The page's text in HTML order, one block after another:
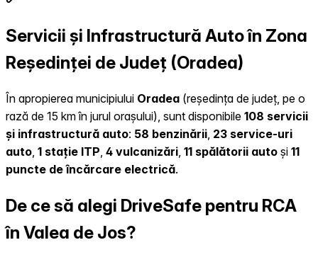
Servicii și Infrastructură Auto în Zona
Reședinței de Județ (Oradea)
În apropierea municipiului Oradea (reședința de județ, pe o
rază de 15 km în jurul orașului), sunt disponibile 108 servicii
și infrastructură auto: 58 benzinării, 23 service-uri
auto, 1 stație ITP, 4 vulcanizări, 11 spălătorii auto și 11
puncte de încărcare electrică.
De ce să alegi DriveSafe pentru RCA
în Valea de Jos?